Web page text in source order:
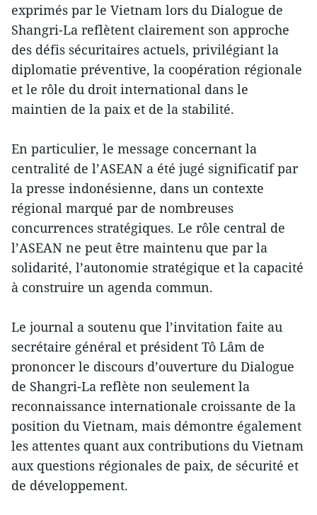
exprimés par le Vietnam lors du Dialogue de
Shangri-La reflètent clairement son approche
des défis sécuritaires actuels, privilégiant la
diplomatie préventive, la coopération régionale
et le rôle du droit international dans le
maintien de la paix et de la stabilité.
En particulier, le message concernant la
centralité de l’ASEAN a été jugé significatif par
la presse indonésienne, dans un contexte
régional marqué par de nombreuses
concurrences stratégiques. Le rôle central de
l’ASEAN ne peut être maintenu que par la
solidarité, l’autonomie stratégique et la capacité
à construire un agenda commun.
Le journal a soutenu que l’invitation faite au
secrétaire général et président Tô Lâm de
prononcer le discours d’ouverture du Dialogue
de Shangri-La reflète non seulement la
reconnaissance internationale croissante de la
position du Vietnam, mais démontre également
les attentes quant aux contributions du Vietnam
aux questions régionales de paix, de sécurité et
de développement.